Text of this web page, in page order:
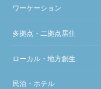
ワーケーション
多拠点・二拠点居住
ローカル・地方創生
民泊・ホテル